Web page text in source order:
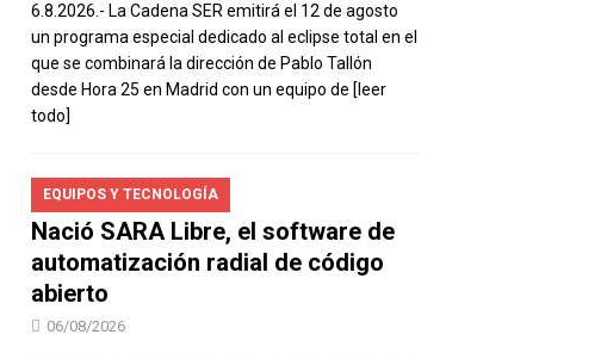
6.8.2026.- La Cadena SER emitirá el 12 de agosto
un programa especial dedicado al eclipse total en el
que se combinará la dirección de Pablo Tallón
desde Hora 25 en Madrid con un equipo de [leer
todo]
EQUIPOS Y TECNOLOGÍA
Nació SARA Libre, el software de
automatización radial de código
abierto
06/08/2026